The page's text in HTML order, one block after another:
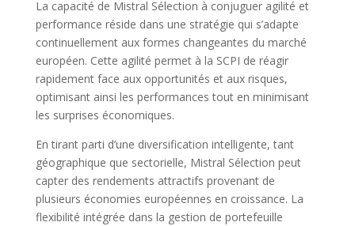
La capacité de Mistral Sélection à conjuguer agilité et
performance réside dans une stratégie qui s’adapte
continuellement aux formes changeantes du marché
européen. Cette agilité permet à la SCPI de réagir
rapidement face aux opportunités et aux risques,
optimisant ainsi les performances tout en minimisant
les surprises économiques.
En tirant parti d’une diversification intelligente, tant
géographique que sectorielle, Mistral Sélection peut
capter des rendements attractifs provenant de
plusieurs économies européennes en croissance. La
flexibilité intégrée dans la gestion de portefeuille